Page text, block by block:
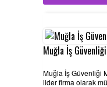
KURUMSAL
ÜRÜNLERİMİZ
Muğla İş
Muğla İş Güvenliği
lider firma olarak